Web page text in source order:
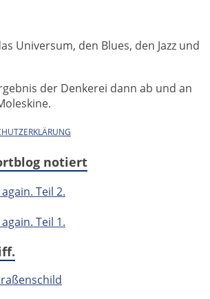
Universum, den Blues, den Jazz und
der Denkerei dann ab und an
notiert
Teil 2.
Teil 1.